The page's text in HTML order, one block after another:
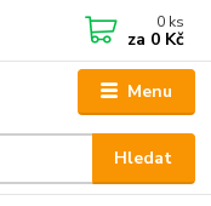
Menu
Hledat
0 ks
za 0 Kč